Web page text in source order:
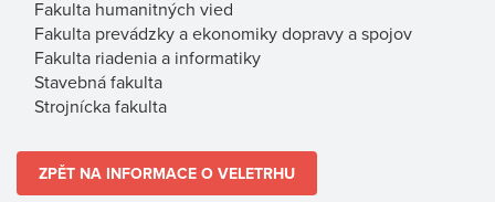
Fakulta humanitných vied
Fakulta prevádzky a ekonomiky dopravy a spojov
Fakulta riadenia a informatiky
Stavebná fakulta
Strojnícka fakulta
ZPĚT NA INFORMACE O VELETRHU